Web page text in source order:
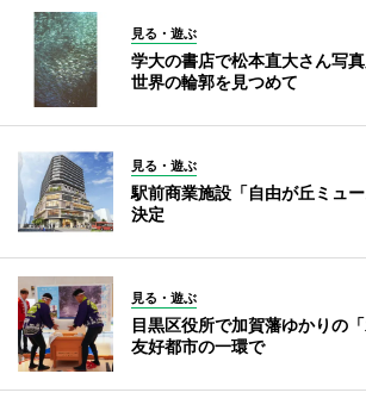
見る・遊ぶ
学大の書店で松本直大さん写
世界の輪郭を見つめて
見る・遊ぶ
駅前商業施設「自由が丘ミュ
決定
見る・遊ぶ
目黒区役所で加賀藩ゆかりの
友好都市の一環で